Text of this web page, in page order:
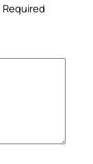
Required